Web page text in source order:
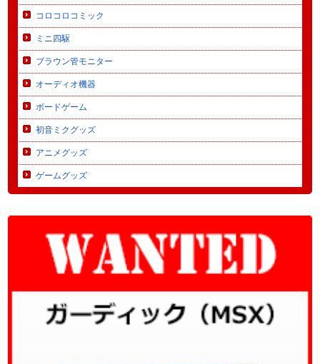
コロコロコミック
ミニ四駆
ブラウン管モニター
オーディオ機器
ボードゲーム
初音ミクグッズ
アニメグッズ
ゲームグッズ